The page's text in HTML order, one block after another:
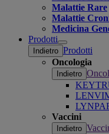
Malattie Rare
Malattie
Medicina
Prodotti
Open
submenu
Indietro Prodotti
Oncologia
Indietro
Vaccini
Indietro